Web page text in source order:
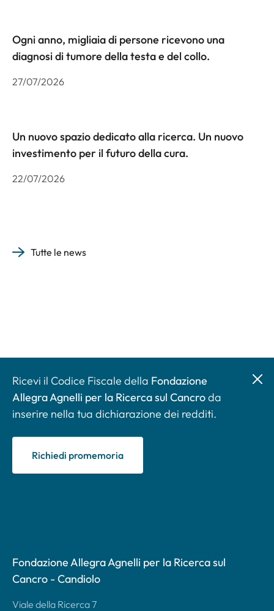
Ogni anno, migliaia di persone ricevono una
diagnosi di tumore della testa e del collo.
27/07/2026
Un nuovo spazio dedicato alla ricerca. Un nuovo
investimento per il futuro della cura.
22/07/2026
Tutte le news
Ricevi il Codice Fiscale della Fondazione
Allegra Agnelli per la Ricerca sul Cancroda
inserire nella tua dichiarazione dei redditi.
Richiedi promemoria
Fondazione Allegra Agnelli per la Ricerca sul
Cancro - Candiolo
Viale della Ricerca 7